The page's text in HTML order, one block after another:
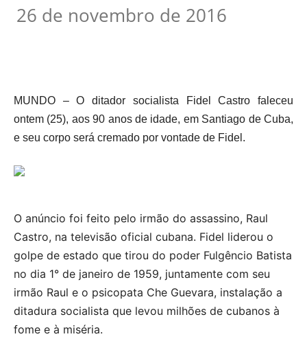
26 de novembro de 2016
MUNDO – O ditador socialista Fidel Castro faleceu
ontem (25), aos 90 anos de idade, em Santiago de Cuba,
e seu corpo será cremado por vontade de Fidel.
O anúncio foi feito pelo irmão do assassino, Raul
Castro, na televisão oficial cubana. Fidel liderou o
golpe de estado que tirou do poder Fulgêncio Batista
no dia 1° de janeiro de 1959, juntamente com seu
irmão Raul e o psicopata Che Guevara, instalação a
ditadura socialista que levou milhões de cubanos à
fome e à miséria.